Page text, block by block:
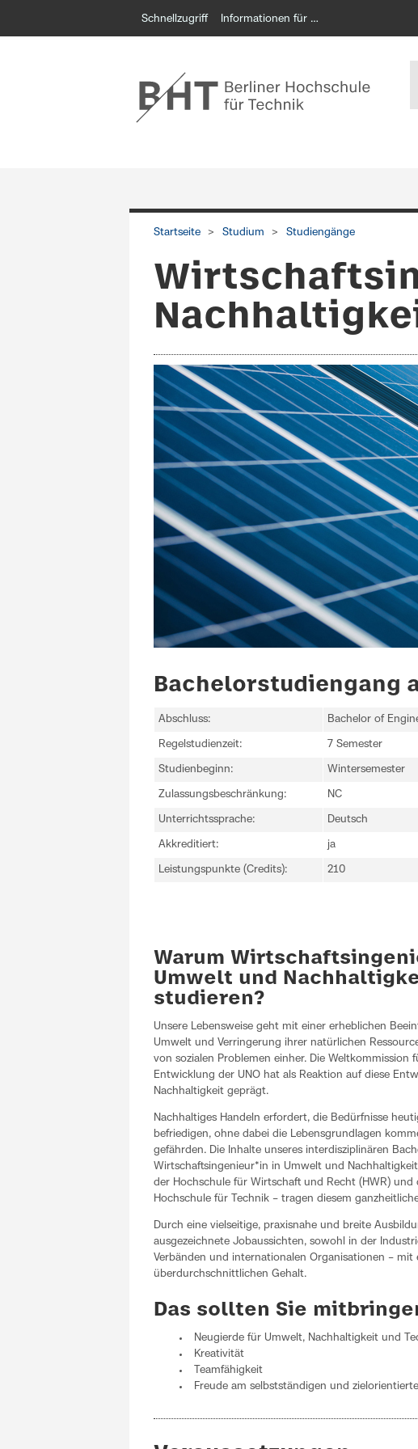
Schnellzugriff Informationen für …
Startseite Studium Studiengänge
Bachelorstudiengang
Abschluss: Bachelor of
Regelstudienzeit: 7 Semester
Studienbeginn: Wintersemester
Zulassungsbeschränkung: NC
Unterrichtssprache: Deutsch
Akkreditiert: ja
Leistungspunkte (Credits): 210
Warum
Umwelt und
studieren?
Unsere Lebensweise geht mit einer erheblichen
Umwelt und Verringerung ihrer natürlichen
von sozialen Problemen einher. Die Weltkommission
Entwicklung der UNO hat als Reaktion auf diese
Nachhaltigkeit geprägt.
Nachhaltiges Handeln erfordert, die Bedürfnisse
befriedigen, ohne dabei die Lebensgrundlagen
gefährden. Die Inhalte unseres interdisziplinären
Wirtschaftsingenieur*in in Umwelt und
der Hochschule für Wirtschaft und Recht (HWR) und
Hochschule für Technik – tragen diesem
Durch eine vielseitige, praxisnahe und breite
ausgezeichnete Jobaussichten, sowohl in der
Verbänden und internationalen Organisationen – mit
überdurchschnittlichen Gehalt.
Das sollten Sie
Neugierde für Umwelt, Nachhaltigkeit und
Kreativität
Teamfähigkeit
Freude am selbstständigen und